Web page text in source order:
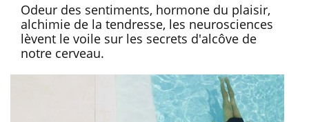
Odeur des sentiments, hormone du plaisir,
alchimie de la tendresse, les neurosciences
lèvent le voile sur les secrets d'alcôve de
notre cerveau.